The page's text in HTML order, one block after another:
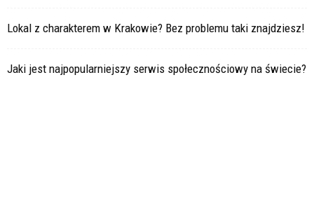
Lokal z charakterem w Krakowie? Bez problemu taki znajdziesz!
Jaki jest najpopularniejszy serwis społecznościowy na świecie?